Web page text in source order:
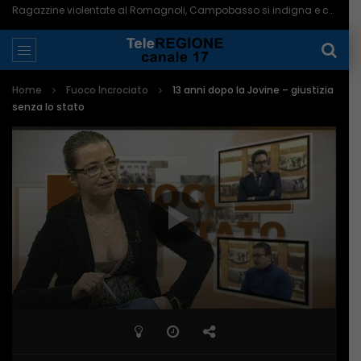
Ragazzine violentate al Romagnoli, Campobasso si indigna e chiede più controlli – 06/08/2026
Home Fuoco Incrociato
13 anni dopo la Jovine – giustizia
senza lo stato